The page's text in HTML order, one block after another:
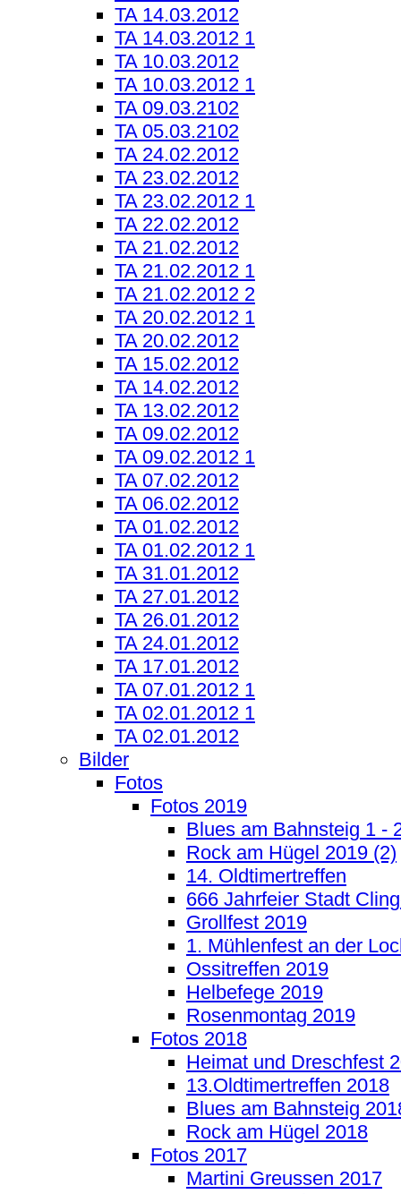
TA 14.03.2012
TA 14.03.2012 1
TA 10.03.2012
TA 10.03.2012 1
TA 09.03.2102
TA 05.03.2102
TA 24.02.2012
TA 23.02.2012
TA 23.02.2012 1
TA 22.02.2012
TA 21.02.2012
TA 21.02.2012 1
TA 21.02.2012 2
TA 20.02.2012 1
TA 20.02.2012
TA 15.02.2012
TA 14.02.2012
TA 13.02.2012
TA 09.02.2012
TA 09.02.2012 1
TA 07.02.2012
TA 06.02.2012
TA 01.02.2012
TA 01.02.2012 1
TA 31.01.2012
TA 27.01.2012
TA 26.01.2012
TA 24.01.2012
TA 17.01.2012
TA 07.01.2012 1
TA 02.01.2012 1
TA 02.01.2012
Bilder
Fotos
Fotos 2019
Blues am Bahnsteig 1 -
Rock am Hügel 2019 (2)
14. Oldtimertreffen
666 Jahrfeier Stadt
Grollfest 2019
1. Mühlenfest an der
Ossitreffen 2019
Helbefege 2019
Rosenmontag 2019
Fotos 2018
Heimat und Dreschfest
13.Oldtimertreffen 2018
Blues am Bahnsteig
Rock am Hügel 2018
Fotos 2017
Martini Greussen 2017